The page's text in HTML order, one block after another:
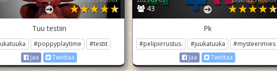
Tuu testiin
#poppyplaytime
#testit
Jaa
Twiittaa
43
Pk
#pelipiirrustus. #juukatuuka
#mysteerimies
Jaa
Twiittaa